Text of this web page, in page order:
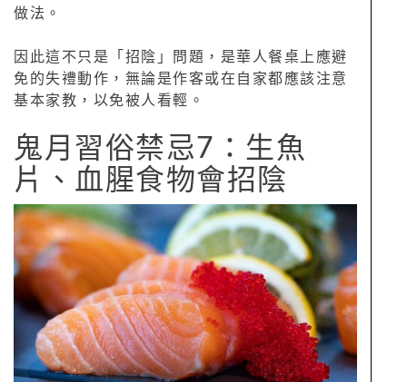
做法。
因此這不只是「招陰」問題，是華人餐桌上應避
免的失禮動作，無論是作客或在自家都應該注意
基本家教，以免被人看輕。
鬼月習俗禁忌7：生魚
片、血腥食物會招陰